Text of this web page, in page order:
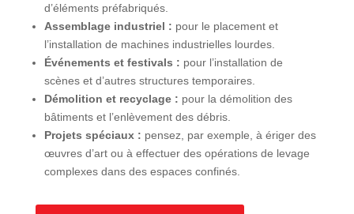
d’éléments préfabriqués.
Assemblage industriel : pour le placement et
l’installation de machines industrielles lourdes.
Événements et festivals : pour l’installation de
scènes et d’autres structures temporaires.
Démolition et recyclage : pour la démolition des
bâtiments et l’enlèvement des débris.
Projets spéciaux : pensez, par exemple, à ériger des
œuvres d’art ou à effectuer des opérations de levage
complexes dans des espaces confinés.